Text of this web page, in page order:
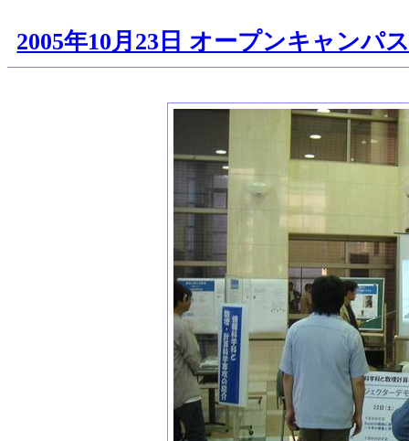
2005年10月23日 オープンキャンパ